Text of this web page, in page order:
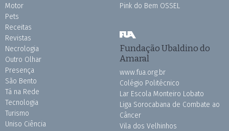
Motor
Pets
Receitas
Revistas
Necrologia
Outro Olhar
Presença
São Bento
Tá na Rede
Tecnologia
Turismo
Uniso Ciência
Pink do Bem OSSEL
Fundação Ubaldino do
Amaral
www.fua.org.br
Colégio Politécnico
Lar Escola Monteiro Lobato
Liga Sorocabana de Combate ao
Câncer
Vila dos Velhinhos